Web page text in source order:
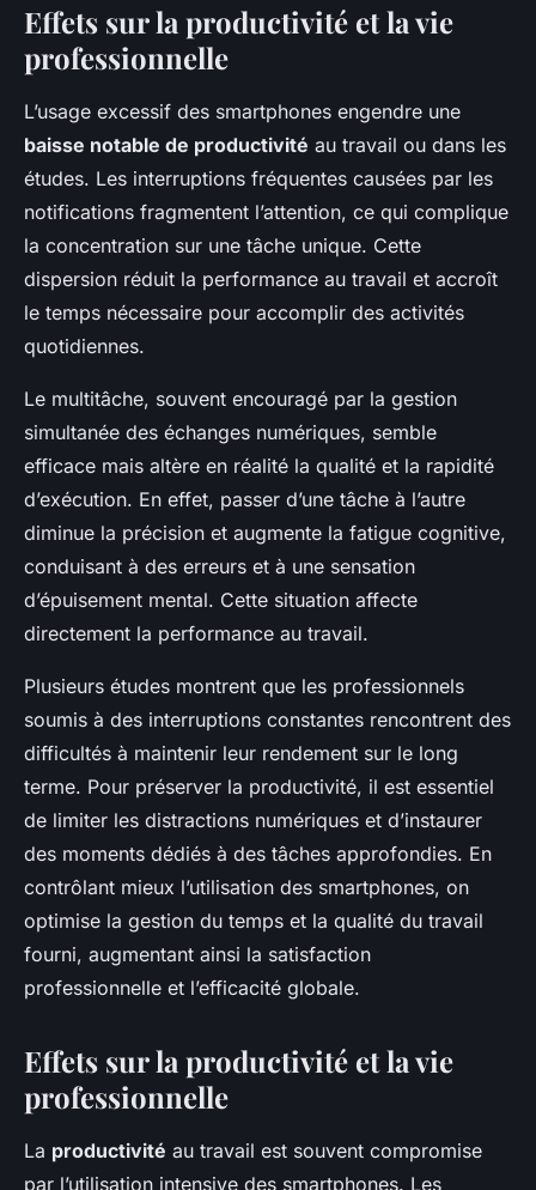
Effets sur la productivité et la vie
professionnelle
L’usage excessif des smartphones engendre une
baisse notable de productivité au travail ou dans les
études. Les interruptions fréquentes causées par les
notifications fragmentent l’attention, ce qui complique
la concentration sur une tâche unique. Cette
dispersion réduit la performance au travail et accroît
le temps nécessaire pour accomplir des activités
quotidiennes.
Le multitâche, souvent encouragé par la gestion
simultanée des échanges numériques, semble
efficace mais altère en réalité la qualité et la rapidité
d’exécution. En effet, passer d’une tâche à l’autre
diminue la précision et augmente la fatigue cognitive,
conduisant à des erreurs et à une sensation
d’épuisement mental. Cette situation affecte
directement la performance au travail.
Plusieurs études montrent que les professionnels
soumis à des interruptions constantes rencontrent des
difficultés à maintenir leur rendement sur le long
terme. Pour préserver la productivité, il est essentiel
de limiter les distractions numériques et d’instaurer
des moments dédiés à des tâches approfondies. En
contrôlant mieux l’utilisation des smartphones, on
optimise la gestion du temps et la qualité du travail
fourni, augmentant ainsi la satisfaction
professionnelle et l’efficacité globale.
Effets sur la productivité et la vie
professionnelle
La productivité au travail est souvent compromise
par l’utilisation intensive des smartphones. Les